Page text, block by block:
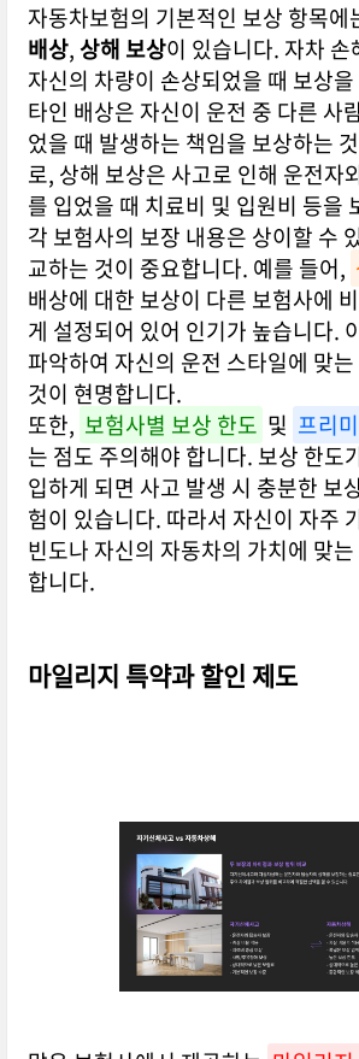
자동차보험의 기본적인 보상 항목에
배상,상해 보상이 있습니다. 자차 손
자신의 차량이 손상되었을 때 보상
타인 배상은 자신이 운전 중 다른 사
었을 때 발생하는 책임을 보상하는
로, 상해 보상은 사고로 인해 운전자
를 입었을 때 치료비 및 입원비 등을
각 보험사의 보장 내용은 상이할 수
교하는 것이 중요합니다. 예를 들어,
배상에 대한 보상이 다른 보험사에
게 설정되어 있어 인기가 높습니다.
파악하여 자신의 운전 스타일에 맞
것이 현명합니다.
또한, 보험사별 보상 한도 및 프리
는 점도 주의해야 합니다. 보상 한도
입하게 되면 사고 발생 시 충분한 보
험이 있습니다. 따라서 자신이 자주
빈도나 자신의 자동차의 가치에 맞
합니다.
마일리지 특약과 할인 제도